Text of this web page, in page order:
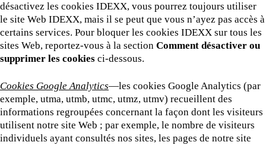
désactivez les cookies IDEXX, vous pourrez toujours utiliser
le site Web IDEXX, mais il se peut que vous n’ayez pas accès à
certains services. Pour bloquer les cookies IDEXX sur tous les
sites Web, reportez-vous à la section Comment désactiver ou
supprimer les cookies ci-dessous.
Cookies Google Analytics—les cookies Google Analytics (par
exemple, utma, utmb, utmc, utmz, utmv) recueillent des
informations regroupées concernant la façon dont les visiteurs
utilisent notre site Web ; par exemple, le nombre de visiteurs
individuels ayant consultés nos sites, les pages de notre site